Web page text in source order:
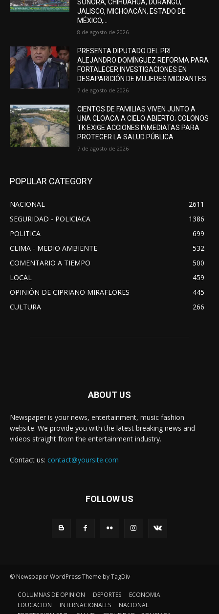
SONORA, CHIHUAHUA, DURANGO,
JALISCO, MICHOACÁN, ESTADO DE
MÉXICO,...
8 de agosto de 2026
PRESENTA DIPUTADO DEL PRI
ALEJANDRO DOMÍNGUEZ REFORMA PARA
FORTALECER INVESTIGACIONES EN
DESAPARICIÓN DE MUJERES MIGRANTES
7 de agosto de 2026
CIENTOS DE FAMILIAS VIVEN JUNTO A
UNA CLOACA A CIELO ABIERTO; COLONOS
TK EXIGE ACCIONES INMEDIATAS PARA
PROTEGER LA SALUD PÚBLICA
7 de agosto de 2026
POPULAR CATEGORY
NACIONAL
2611
SEGURIDAD - POLICIACA
1386
POLITICA
699
CLIMA - MEDIO AMBIENTE
532
COMENTARIO A TIEMPO
500
LOCAL
459
OPINIÓN DE CIPRIANO MIRAFLORES
445
CULTURA
266
ABOUT US
Newspaper is your news, entertainment, music fashion
website. We provide you with the latest breaking news and
videos straight from the entertainment industry.
Contact us: contact@yoursite.com
FOLLOW US
© Newspaper WordPress Theme by TagDiv
COLUMNAS DE OPINION DEPORTES
ECONOMIA
EDUCACION
INTERNACIONALES
NACIONAL